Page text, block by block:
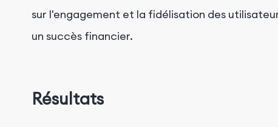
sur l'engagement et la fidélisation des
un succès financier.
Résultats